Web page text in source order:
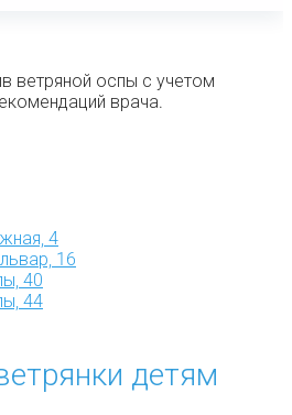
ветряной оспы с учетом
врача.
4
16
40
44
детям